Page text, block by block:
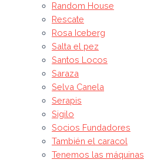
Random House
Rescate
Rosa Iceberg
Salta el pez
Santos Locos
Saraza
Selva Canela
Serapis
Sigilo
Socios Fundadores
También el caracol
Tenemos las máquinas